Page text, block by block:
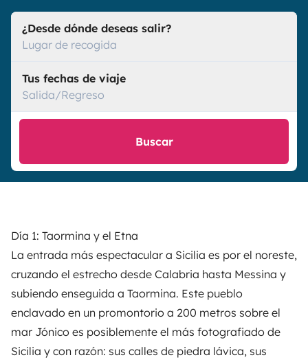
¿Desde dónde deseas salir?
Lugar de recogida
Tus fechas de viaje
Salida/Regreso
Buscar
Día 1: Taormina y el Etna
La entrada más espectacular a Sicilia es por el noreste,
cruzando el estrecho desde Calabria hasta Messina y
subiendo enseguida a Taormina. Este pueblo
enclavado en un promontorio a 200 metros sobre el
mar Jónico es posiblemente el más fotografiado de
Sicilia y con razón: sus calles de piedra lávica, sus